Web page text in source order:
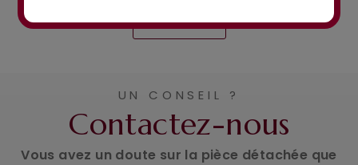
Voir la sélection
UN CONSEIL ?
Contactez-nous
Vous avez un doute sur la pièce détachée que